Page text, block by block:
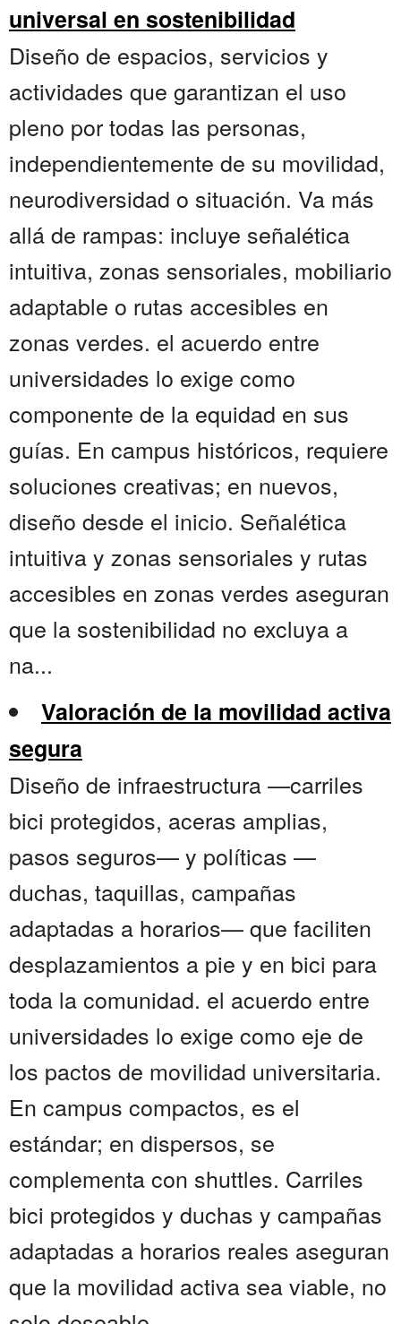
universal en sostenibilidad
Diseño de espacios, servicios y
actividades que garantizan el uso
pleno por todas las personas,
independientemente de su movilidad,
neurodiversidad o situación. Va más
allá de rampas: incluye señalética
intuitiva, zonas sensoriales, mobiliario
adaptable o rutas accesibles en
zonas verdes. el acuerdo entre
universidades lo exige como
componente de la equidad en sus
guías. En campus históricos, requiere
soluciones creativas; en nuevos,
diseño desde el inicio. Señalética
intuitiva y zonas sensoriales y rutas
accesibles en zonas verdes aseguran
que la sostenibilidad no excluya a
na...
Valoración de la movilidad activa
segura
Diseño de infraestructura —carriles
bici protegidos, aceras amplias,
pasos seguros— y políticas —
duchas, taquillas, campañas
adaptadas a horarios— que faciliten
desplazamientos a pie y en bici para
toda la comunidad. el acuerdo entre
universidades lo exige como eje de
los pactos de movilidad universitaria.
En campus compactos, es el
estándar; en dispersos, se
complementa con shuttles. Carriles
bici protegidos y duchas y campañas
adaptadas a horarios reales aseguran
que la movilidad activa sea viable, no